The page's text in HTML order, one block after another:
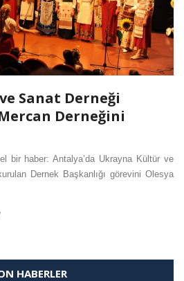
Sanat Derneği
Derneğini
bir haber: Antalya’da Ukrayna Kültür ve
Dernek Başkanlığı görevini Olesya
HABERLER